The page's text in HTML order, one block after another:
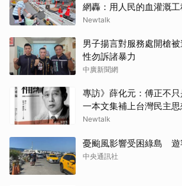
網轟：用人民的血灌溉工
Newtalk
男子揚言對服務處開槍
性勿訴諸暴力
中廣新聞網
專訪》薛化元：傅正不
一本文集補上台灣民主
Newtalk
憂颱風影響受困綠島 遊
中央通訊社